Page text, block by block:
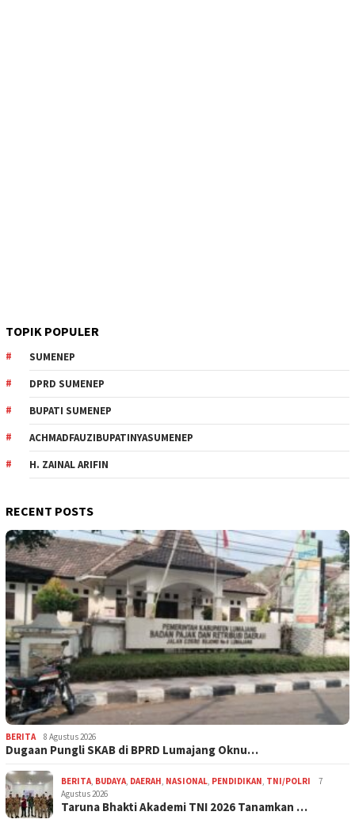
TOPIK POPULER
SUMENEP
DPRD SUMENEP
BUPATI SUMENEP
ACHMADFAUZIBUPATINYASUMENEP
H. ZAINAL ARIFIN
RECENT POSTS
BERITA 8 Agustus 2026
Dugaan Pungli SKAB di BPRD Lumajang Oknu…
BERITA, BUDAYA, DAERAH, NASIONAL, PENDIDIKAN, TNI/POLRI
7
Agustus 2026
Taruna Bhakti Akademi TNI 2026 Tanamkan …